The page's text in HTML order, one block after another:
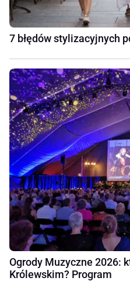
7 błędów stylizacyjnych
Ogrody Muzyczne 2026:
Królewskim? Program